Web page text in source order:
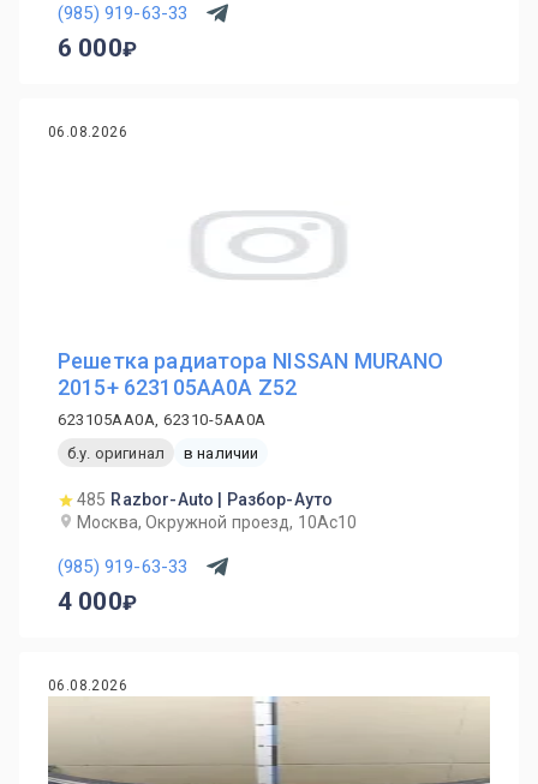
(985) 919-63-33
6 000
06.08.2026
Решетка радиатора NISSAN MURANO
2015+ 623105AA0A Z52
623105AA0A, 62310-5AA0A
б.у. оригинал
в наличии
485 Razbor-Auto | Разбор-Ауто
Москва, Окружной проезд, 10Ас10
(985) 919-63-33
4 000
06.08.2026